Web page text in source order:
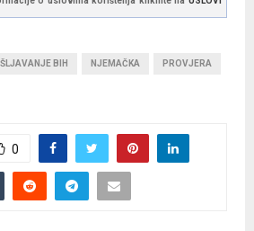
BIH NJEMAČKA PROVJERA
0